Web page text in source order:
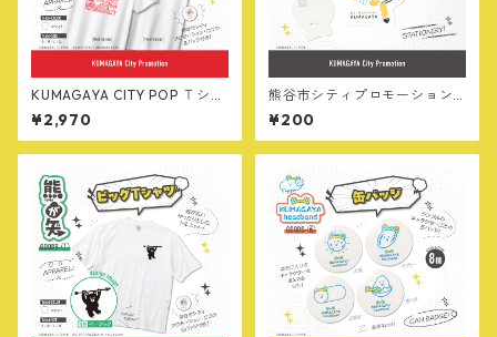
KUMAGAYA CITY POP Ｔシャ
ツ【赤】
¥2,970
熊谷市シティプロモーション
ロゴ ポストカード
¥200